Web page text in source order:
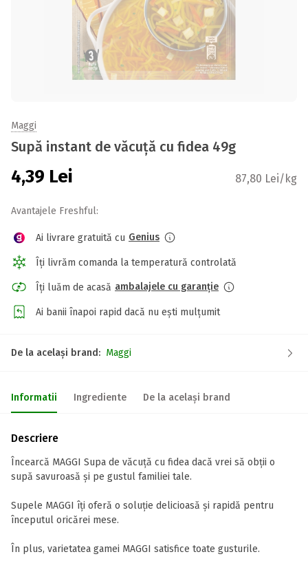
Maggi
Supă instant de văcuță cu fidea 49g
4,39 Lei 87,80 Lei/kg
Avantajele Freshful:
Ai livrare gratuită cu Genius
Îți livrăm comanda la temperatură controlată
Îți luăm de acasă ambalajele cu garanție
Ai banii înapoi rapid dacă nu ești mulțumit
De la același brand: Maggi
Informatii Ingrediente De la același brand
Descriere
Încearcă MAGGI Supa de văcuță cu fidea dacă vrei să obții o
supă savuroasă și pe gustul familiei tale.
Supele MAGGI îți oferă o soluție delicioasă și rapidă pentru
începutul oricărei mese.
În plus, varietatea gamei MAGGI satisfice toate gusturile.